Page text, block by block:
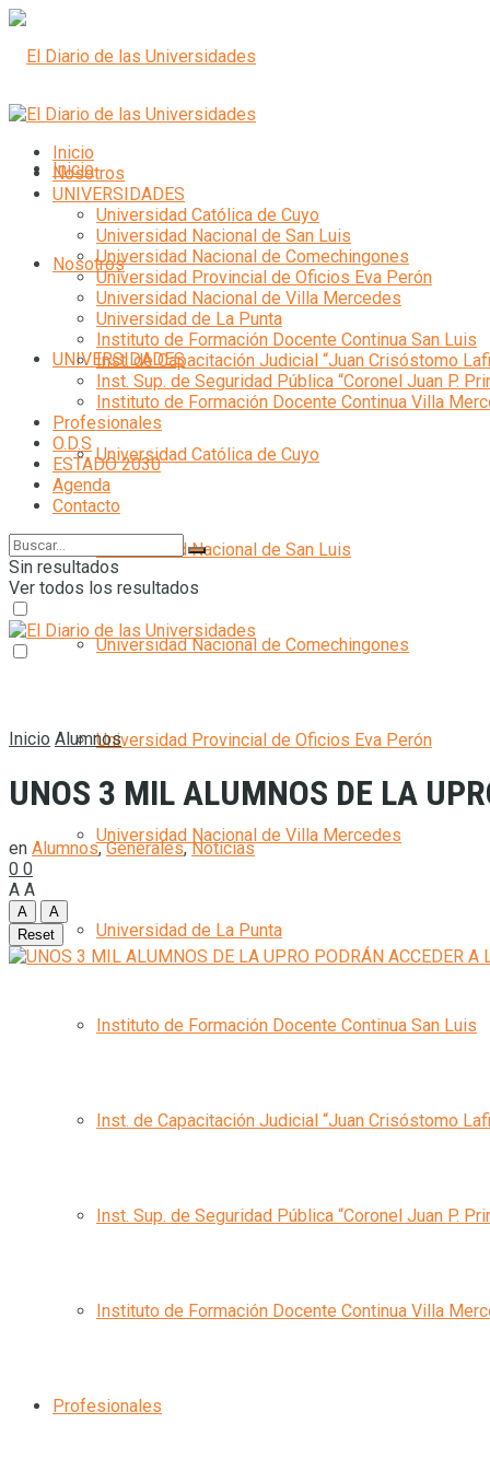
Inicio
Nosotros
UNIVERSIDADES
Universidad Católica de Cuyo
Universidad Nacional de San Luis
Universidad Nacional de Comechingones
Universidad Provincial de Oficios Eva Perón
Universidad Nacional de Villa Mercedes
Universidad de La Punta
Instituto de Formación Docente Continua San Luis
Inst. de Capacitación Judicial “Juan Crisóstomo
Inst. Sup. de Seguridad Pública “Coronel Juan P.
Instituto de Formación Docente Continua Villa
Profesionales
Inicio
Nosotros
UNIVERSIDADES
Universidad Católica de Cuyo
Universidad Nacional de San Luis
Universidad Nacional de Comechingones
Universidad Provincial de Oficios Eva Perón
Universidad Nacional de Villa Mercedes
Universidad de La Punta
Instituto de Formación Docente Continua San Luis
Inst. de Capacitación Judicial “Juan Crisóstomo
Inst. Sup. de Seguridad Pública “Coronel Juan P.
Instituto de Formación Docente Continua Villa
Profesionales
O.D.S
ESTADO 2030
Agenda
Contacto
Sin resultados
Ver todos los resultados
Inicio Alumnos
UNOS 3 MIL ALUMNOS DE LA
en Alumnos,Generales,Noticias
0 0
A A
A
A
Reset